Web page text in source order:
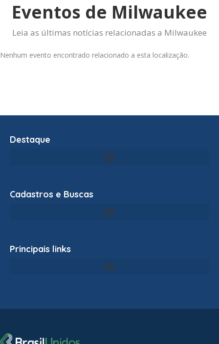
Eventos de Milwaukee
Leia as últimas notícias relacionadas a Milwaukee
Nenhum evento encontrado relacionado a esta localização.
Destaque
Cadastros e Buscas
Principais links